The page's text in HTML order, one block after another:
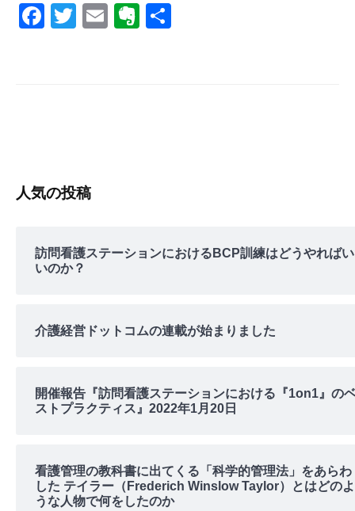
F
k
T
E
E
人気の投稿
訪問看護ステーションにおけるBCP訓練はどうやればい
いのか？
介護経営ドットコムの連載が始まりました
開催報告『訪問看護ステーションにおける『1on1』の
ストプラクティス』2022年1月20日
看護管理の教科書に出てくる「科学的管理法」をあらわ
した テイラー（Frederich Winslow Taylor）とはどのよ
うな人物で何をしたのか